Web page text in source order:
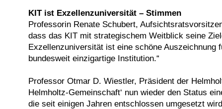
KIT ist Exzellenzuniversität – Stimmen
Professorin Renate Schubert,
dass das KIT mit strategischem Weitblick seine
Exzellenzuniversität ist eine schöne Auszeichnung
bundesweit einzigartige Institution.“
Professor Otmar D. Wiestler, Präsident der
Helmholtz-Gemeinschaft‘ nun wieder den Status
die seit einigen Jahren entschlossen umgesetzt